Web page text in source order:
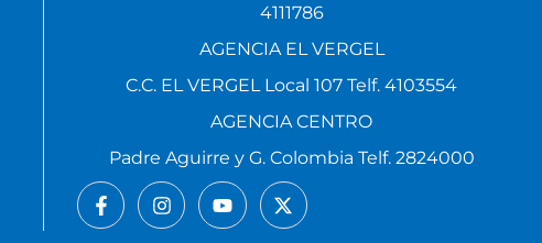
4111786
AGENCIA EL VERGEL
C.C. EL VERGEL Local 107 Telf. 4103554
AGENCIA CENTRO
Padre Aguirre y G. Colombia Telf. 2824000